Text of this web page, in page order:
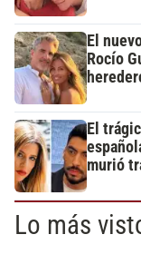
El
Rocío
El
murió
Lo más